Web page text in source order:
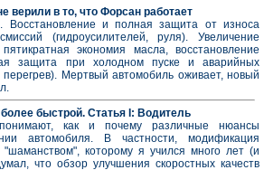
верили в то, что Форсан работает
Восстановление и полная защита от износа
(гидроусилителей, руля). Увеличение
экономия масла, восстановление
защита при холодном пуске и аварийных
Мертвый автомобиль оживает, новый
быстрой. Статья I: Водитель
как и почему различные нюансы
автомобиля. В частности, модификация
"шаманством", которому я учился много лет (и
что обзор улучшения скоростных качеств